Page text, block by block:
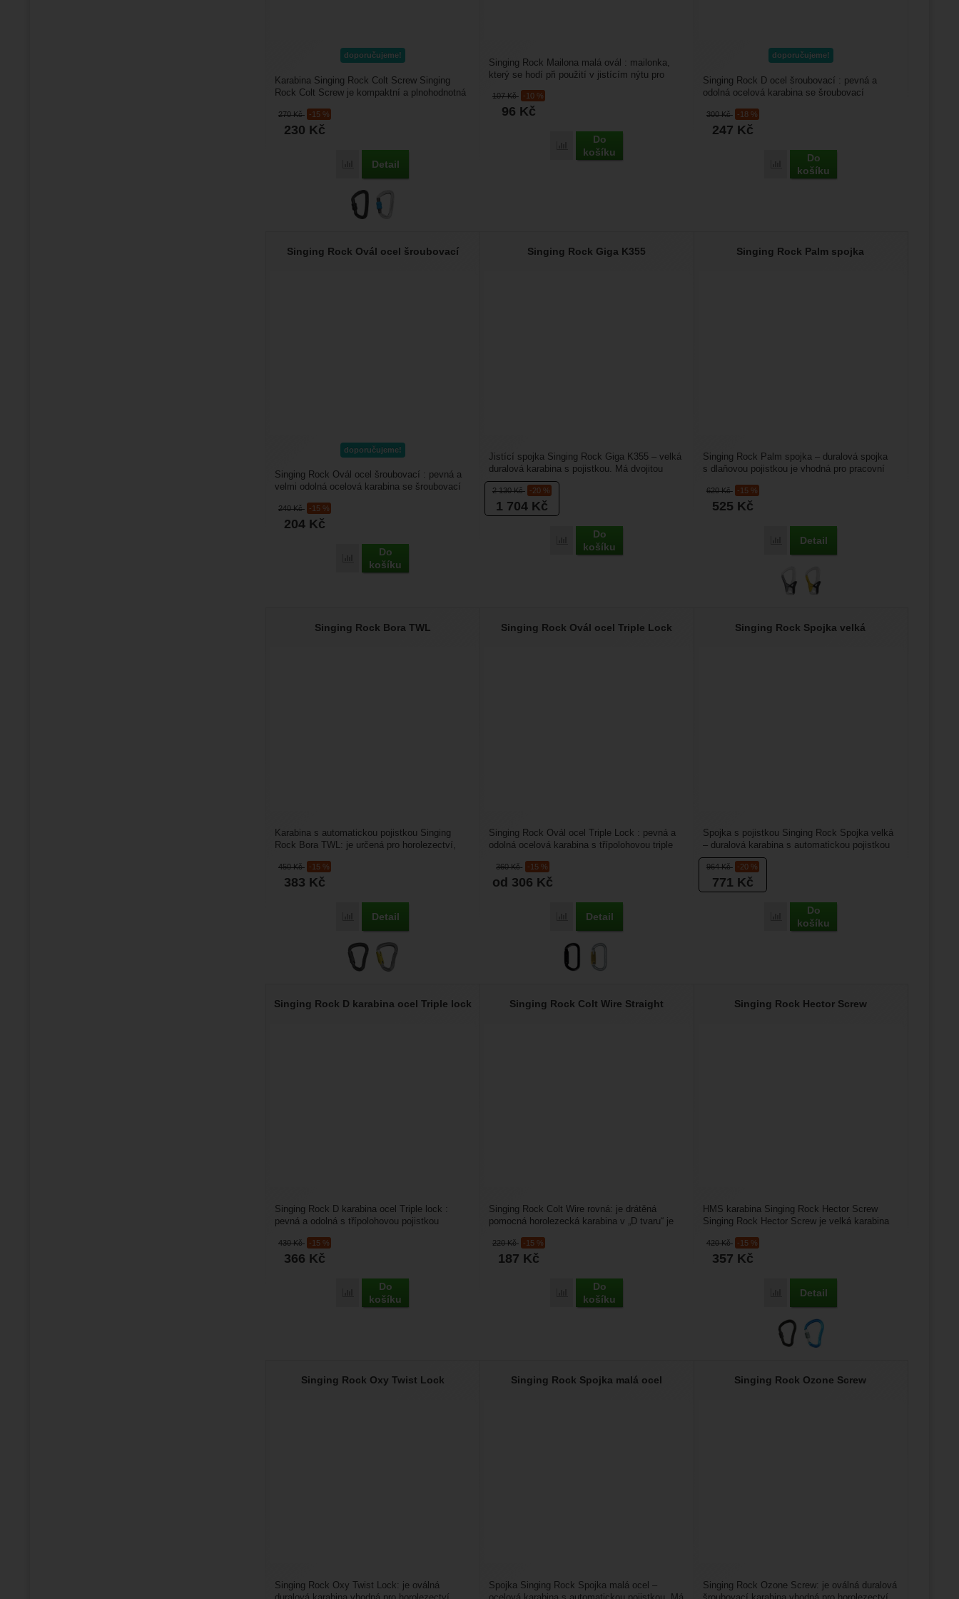
doporučujeme!
270Kč -15 %
230 Kč
Přidat 'Singing Rock Colt Screw' k porovnání
Detail
Karabina Singing Rock Colt Screw Singing
Rock Colt Screw je kompaktní a plnohodnotná
107Kč -10 %
96 Kč
Přidat 'Singing Rock Mailona malá ovál' k porovnání
Do
košíku
Singing Rock Mailona malá ovál : mailonka,
který se hodí při použití v jistícím nýtu pro
doporučujeme!
300Kč -18 %
247 Kč
Přidat 'Singing Rock D karabina ocel
Do
košíku
Singing Rock D ocel šroubovací : pevná a
odolná ocelová karabina se šroubovací
Singing Rock Ovál ocel šroubovací
doporučujeme!
240Kč -15 %
204 Kč
Přidat 'Singing Rock Ovál ocel šroubovací' k porovnání
Do
košíku
Singing Rock Ovál ocel šroubovací : pevná a
velmi odolná ocelová karabina se šroubovací
Singing Rock Giga K355
2 130Kč -20 %
1 704 Kč
Přidat 'Singing Rock Giga K355' k porovnání
Do
košíku
Jistící spojka Singing Rock Giga K355 – velká
duralová karabina s pojistkou. Má dvojitou
automatickou...
Singing Rock Palm spojka
620Kč -15 %
525 Kč
Přidat 'Singing Rock Palm spojka' k
Detail
Singing Rock Palm spojka – duralová spojka
s dlaňovou pojistkou je vhodná pro pracovní
Singing Rock Bora TWL
450Kč -15 %
383 Kč
Přidat 'Singing Rock Bora TWL' k porovnání
Detail
Karabina s automatickou pojistkou Singing
Rock Bora TWL: je určená pro horolezectví,
Singing Rock Ovál ocel Triple Lock
360Kč -15 %
od 306 Kč
Přidat 'Singing Rock Ovál ocel Triple Lock' k porovnání
Detail
Singing Rock Ovál ocel Triple Lock : pevná a
odolná ocelová karabina s třípolohovou triple
Singing Rock Spojka velká
964Kč -20 %
771 Kč
Přidat 'Singing Rock Spojka velká' k
Do
košíku
Spojka s pojistkou Singing Rock Spojka velká
– duralová karabina s automatickou pojistkou
určená pro...
Singing Rock D karabina ocel Triple lock
430Kč -15 %
366 Kč
Přidat 'Singing Rock D karabina ocel Triple lock' k porovnání
Do
košíku
Singing Rock D karabina ocel Triple lock :
pevná a odolná s třípolohovou pojistkou
Singing Rock Colt Wire Straight
220Kč -15 %
187 Kč
Přidat 'Singing Rock Colt Wire Straight' k porovnání
Do
košíku
Singing Rock Colt Wire rovná: je drátěná
pomocná horolezecká karabina v „D tvaru“ je
Singing Rock Hector Screw
420Kč -15 %
357 Kč
Přidat 'Singing Rock Hector Screw' k
Detail
HMS karabina Singing Rock Hector Screw
Singing Rock Hector Screw je velká karabina
Singing Rock Oxy Twist Lock
Singing Rock Oxy Twist Lock: je oválná
Singing Rock Spojka malá ocel
Spojka Singing Rock Spojka malá ocel –
Singing Rock Ozone Screw
Singing Rock Ozone Screw: je oválná duralová